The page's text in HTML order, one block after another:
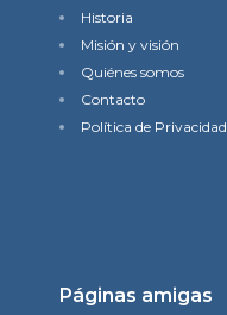
Historia
Misión y visión
Quiénes somos
Contacto
Política de Privacidad
Páginas amigas